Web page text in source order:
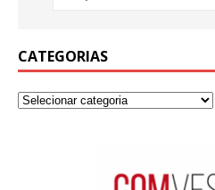
CATEGORIAS